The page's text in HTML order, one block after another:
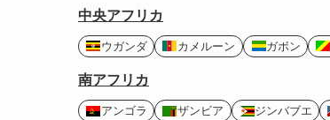
中央アフリカ
ウガンダ カメルーン ガボン
南アフリカ
アンゴラ ザンビア ジンバブエ